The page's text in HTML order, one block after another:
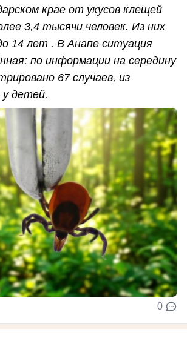
крае от укусов клещей
3,4 тысячи человек. Из них
14 лет . В Анапе ситуация
по информации на середину
67 случаев, из
детей.
0